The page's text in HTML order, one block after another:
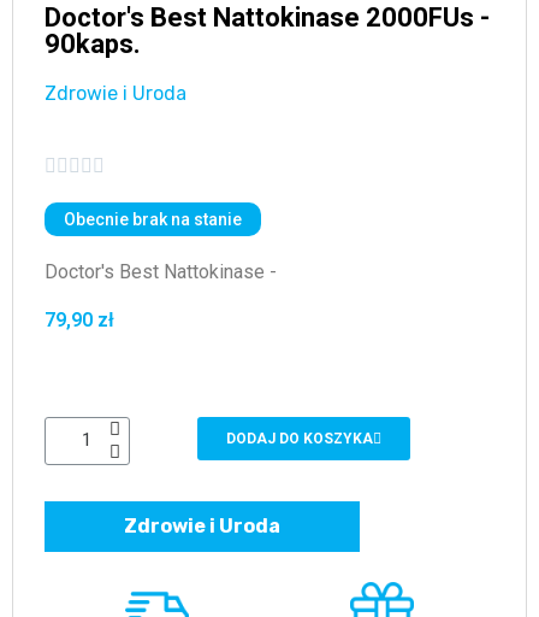
Doctor's Best Nattokinase 2000FUs -
90kaps.
Zdrowie i Uroda
    
Obecnie brak na stanie
Doctor's Best Nattokinase -
79,90 zł
DODAJ DO KOSZYKA
Zdrowie i Uroda